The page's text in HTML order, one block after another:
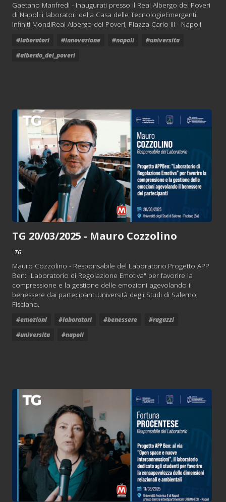
Gaetano Manfredi - Inaugurati presso il Real Albergo dei Poveri
di Napoli i laboratori della Casa delle TecnologieEmergenti
Infiniti MondiReal Albergo dei Poveri, Piazza Carlo III - Napoli
#laboratori #innovazione #napoli
#universita
#alberdo_dei_poveri
TG 20/03/2025 - Mauro Cozzolino
TG
Mauro Cozzolino - Responsabile del Laboratorio.Progetto APP
Ben: "Laboratorio di Regolazione Emotiva" per favorire la
compressione e la gestione delle emozioni agevolando il
benessere dai partecipanti.Università degli Studi di Salerno,
Fisciano.
#emozioni #laboratori #benessere
#ragazzi
#universita
#napoli